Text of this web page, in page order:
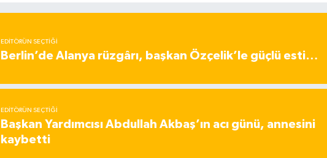
EDITÖRÜN SEÇTIĞI
Berlin’de Alanya rüzgârı, başkan Özçelik’le güçlü esti…
EDITÖRÜN SEÇTIĞI
Başkan Yardımcısı Abdullah Akbaş’ın acı günü, annesini
kaybetti